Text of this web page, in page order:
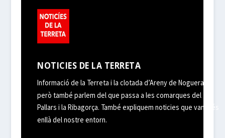
NOTICIES DE LA TERRETA
Informació de la Terreta i la clotada d’Areny de Noguera,
però també parlem del que passa a les comarques del
Pallars i la Ribagorça. També expliquem noticies que van més
enllà del nostre entorn.